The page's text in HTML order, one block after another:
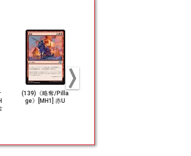
(139)《略奪/Pilla
ge》[MH1] 赤U